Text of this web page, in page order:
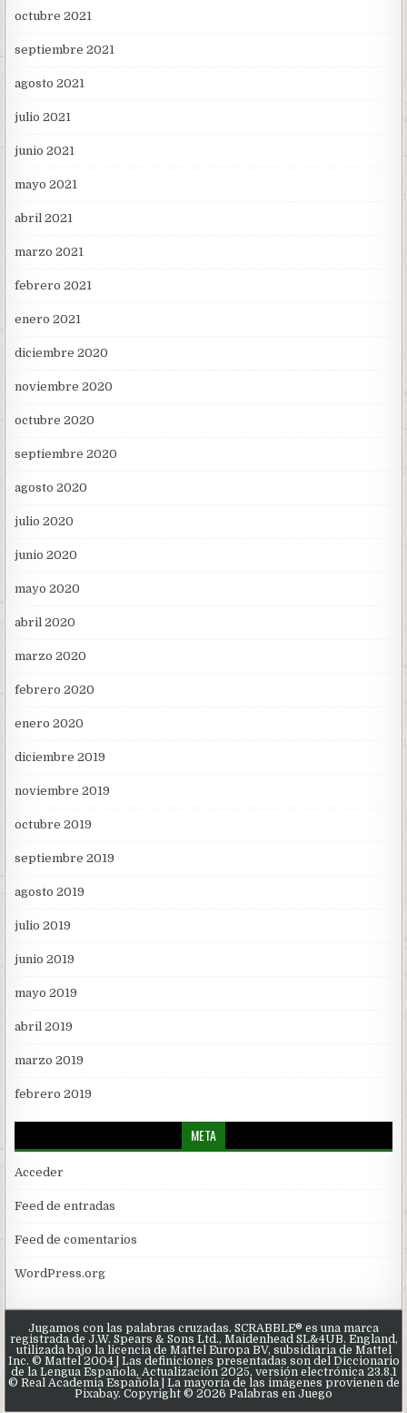
octubre 2021
septiembre 2021
agosto 2021
julio 2021
junio 2021
mayo 2021
abril 2021
marzo 2021
febrero 2021
enero 2021
diciembre 2020
noviembre 2020
octubre 2020
septiembre 2020
agosto 2020
julio 2020
junio 2020
mayo 2020
abril 2020
marzo 2020
febrero 2020
enero 2020
diciembre 2019
noviembre 2019
octubre 2019
septiembre 2019
agosto 2019
julio 2019
junio 2019
mayo 2019
abril 2019
marzo 2019
febrero 2019
META
Acceder
Feed de entradas
Feed de comentarios
WordPress.org
Jugamos con las palabras cruzadas. SCRABBLE® es una marca
registrada de J.W. Spears & Sons Ltd., Maidenhead SL&4UB. England,
utilizada bajo la licencia de Mattel Europa BV, subsidiaria de Mattel
Inc. © Mattel 2004 | Las definiciones presentadas son del Diccionario
de la Lengua Española, Actualización 2025, versión electrónica 23.8.1
© Real Academia Española | La mayoría de las imágenes provienen de
Pixabay. Copyright © 2026 Palabras en Juego